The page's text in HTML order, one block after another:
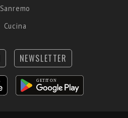
Sanremo
Cucina
NEWSLETTER